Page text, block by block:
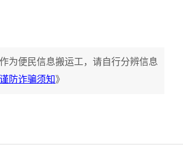
为便民信息搬运工，请自行分辨信息
谨防诈骗须知》